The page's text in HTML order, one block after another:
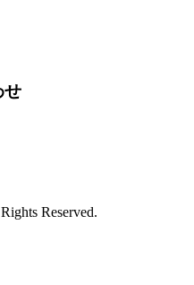
せ
Reserved.